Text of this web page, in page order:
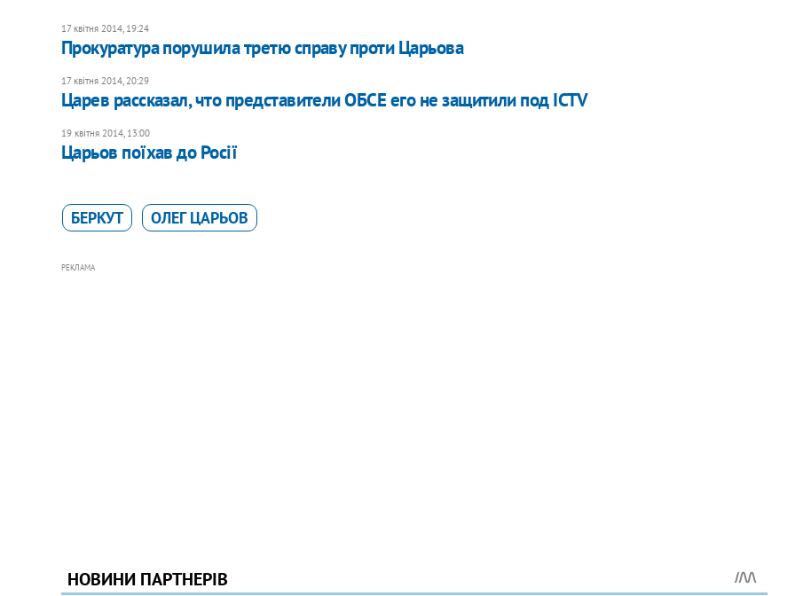
17 квітня 2014, 19:24
Прокуратура порушила третю справу проти Царьова
17 квітня 2014, 20:29
Царев рассказал, что представители ОБСЕ его не защитили под ICTV
19 квітня 2014, 13:00
Царьов поїхав до Росії
БЕРКУТ ОЛЕГ ЦАРЬОВ
РЕКЛАМА